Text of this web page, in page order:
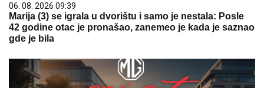
06. 08. 2026 09:39
Marija (3) se igrala u dvorištu i samo je nestala: Posle
42 godine otac je pronašao, zanemeo je kada je saznao
gde je bila